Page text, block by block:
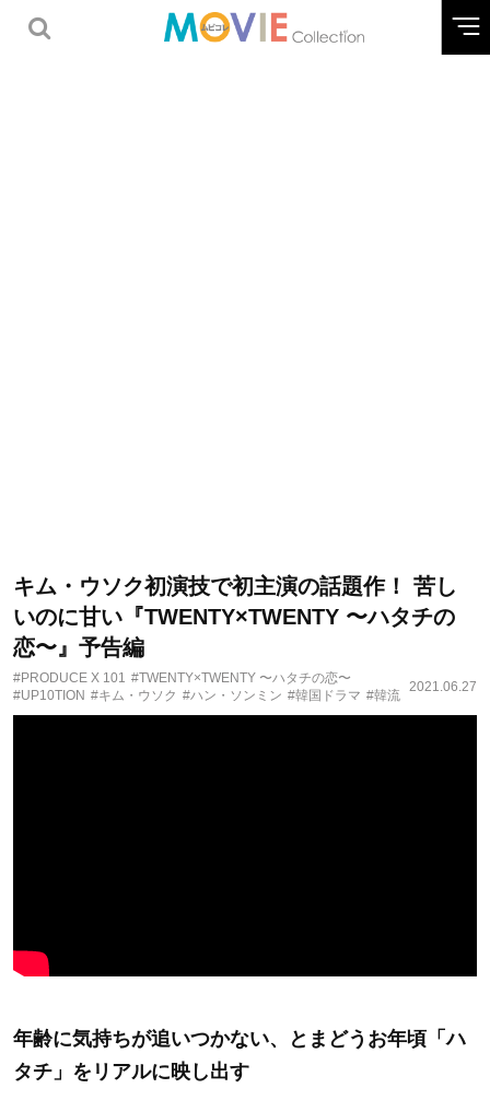
キム・ウソク初演技で初主演の話題作！ 苦し
いのに甘い『TWENTY×TWENTY 〜ハタチの
恋〜』予告編
#PRODUCE X 101 #TWENTY×TWENTY 〜ハタチの恋〜
#UP10TION #キム・ウソク #ハン・ソンミン #韓国ドラマ #韓流
2021.06.27
年齢に気持ちが追いつかない、とまどうお年頃「ハ
タチ」をリアルに映し出す